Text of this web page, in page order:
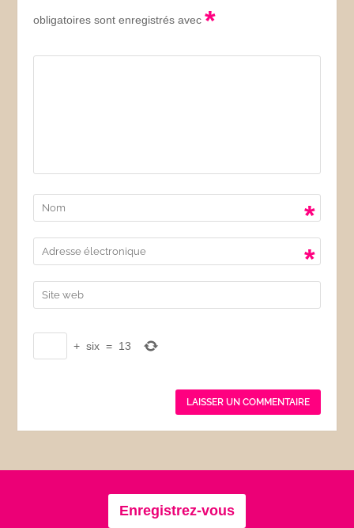
obligatoires sont enregistrés avec*
*
*
+ six = 13
Enregistrez-vous